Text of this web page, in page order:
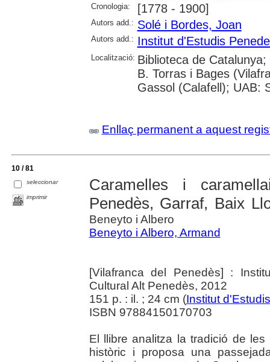
Cronologia:
[1778 - 1900]
Autors add.: Solé i Bordes, Joan
Autors add.: Institut d'Estudis
Localització: Biblioteca de
B. Torras i Bages
Gassol (Calafell); UAB:
Enllaç permanent a aquest
10 / 81
seleccionar
imprimir
Caramelles i
Penedès, Garraf, Baix
Beneyto i Albero
Beneyto i Albero, Armand
[Vilafranca del Penedès] :
Cultural Alt Penedès, 2012
151 p. : il. ; 24 cm (Institut
ISBN 97884150170703
El llibre analitza la tradició de
històric i proposa una